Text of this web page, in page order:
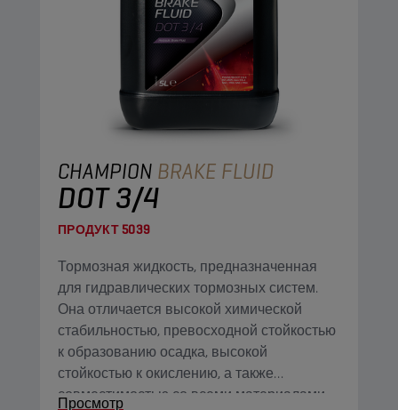
CHAMPION BRAKE FLUID
DOT 3/4
ПРОДУКТ5039
Тормозная жидкость, предназначенная
для гидравлических тормозных систем.
Она отличается высокой химической
стабильностью, превосходной стойкостью
к образованию осадка, высокой
стойкостью к окислению, а также
совместимостью со всеми материалами
Просмотр